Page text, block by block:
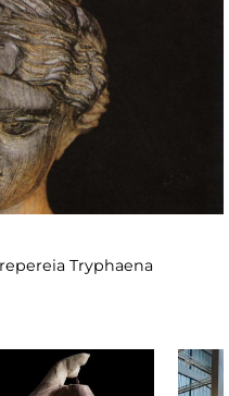
Tryphaena